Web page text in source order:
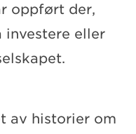
oppført der,
investere eller
av historier om